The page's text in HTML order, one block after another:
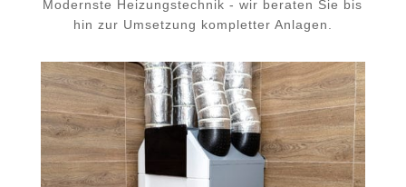
Modernste Heizungstechnik - wir beraten Sie bis
hin zur Umsetzung kompletter Anlagen.